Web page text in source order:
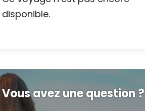
disponible.
Vous avez une question ?